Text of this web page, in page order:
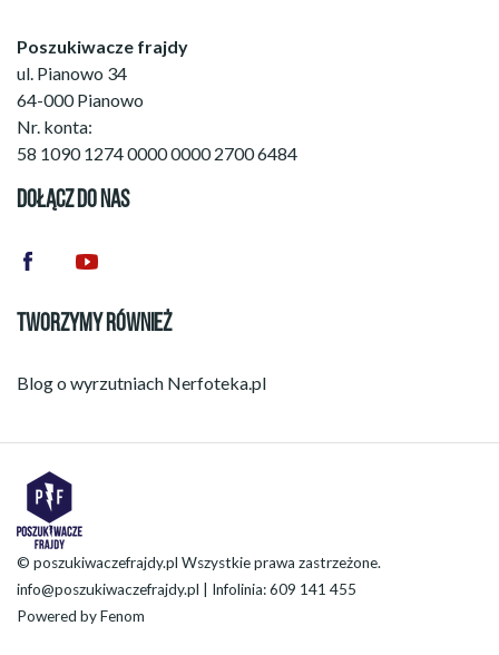
Poszukiwacze frajdy
ul. Pianowo 34
64-000 Pianowo
Nr. konta:
58 1090 1274 0000 0000 2700 6484
DOŁĄCZ DO NAS
TWORZYMY RÓWNIEŻ
Blog o wyrzutniach Nerfoteka.pl
© poszukiwaczefrajdy.pl Wszystkie prawa zastrzeżone.
info@poszukiwaczefrajdy.pl | Infolinia: 609 141 455
Powered byFenom